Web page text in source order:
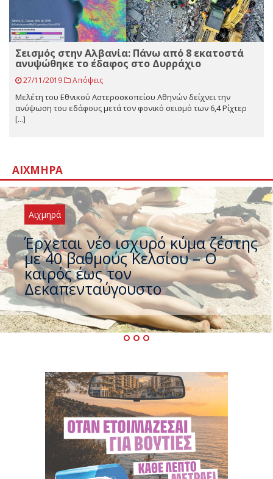
Σεισμός στην Αλβανία: Πάνω από 8 εκατοστά
ανυψώθηκε το έδαφος στο Δυρράχιο
27/11/2019 Απόψεις
Μελέτη του Εθνικού Αστεροσκοπείου Αθηνών δείχνει την
ανύψωση του εδάφους μετά τον φονικό σεισμό των 6,4 Ρίχτερ
[...]
ΑΙΧΜΗΡΆ
Αιχμηρά
Άφαντος ο Τσίπρας… την ώρα
που η χώρα καίγεται